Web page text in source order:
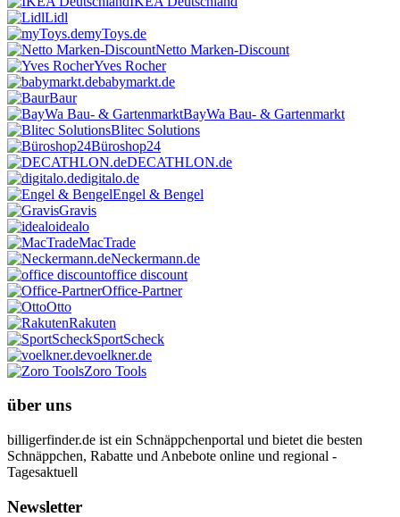
Lidl
myToys.de
Netto Marken-Discount
Yves Rocher
babymarkt.de
Baur
BayWa Bau- & Gartenmarkt
Blitec Solutions
Büroshop24
DECATHLON.de
digitalo.de
Engel & Bengel
Gravis
idealo
MacTrade
Neckermann.de
office discount
Office-Partner
Otto
Rakuten
SportScheck
voelkner.de
Zoro Tools
über uns
billigerfinder.de ist ein Schnäppchenportal und bietet die besten
Schnäppchen, Rabatte und Anbebote online und regional -
Tagesaktuell
Newsletter